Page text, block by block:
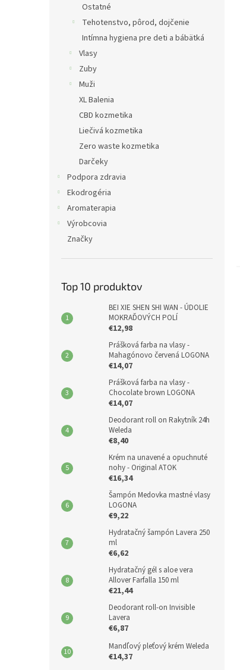
Ostatné
Tehotenstvo, pôrod, dojčenie
Intímna hygiena pre deti a bábätká
Vlasy
Zuby
Muži
XL Balenia
CBD kozmetika
Liečivá kozmetika
Zero waste kozmetika
Darčeky
Podpora zdravia
Ekodrogéria
Aromaterapia
Výrobcovia
Značky
Top 10 produktov
BEI XIE SHEN SHI WAN - ÚDOLIE
MOKRAĎOVÝCH POLÍ
€12,98
Prášková farba na vlasy -
Mahagónovo červená LOGONA
€14,07
Prášková farba na vlasy -
Chocolate brown LOGONA
€14,07
Deodorant roll on Rakytník 24h
Weleda
€8,40
Krém na unavené a opuchnuté
nohy - Original ATOK
€16,34
Šampón Medovka mastné vlasy
LOGONA
€9,22
Hydratačný šampón Lavera 250
ml
€6,62
Hydratačný gél s aloe vera
Allover Farfalla 150 ml
€21,44
Deodorant roll-on Invisible
Lavera
€6,87
Mandľový pleťový krém Weleda
€14,37